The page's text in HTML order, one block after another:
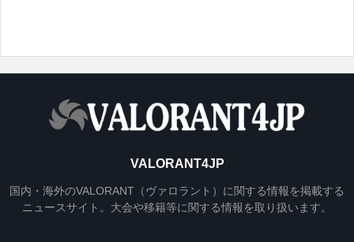
VALORANT4JP
国内・海外のVALORANT（ヴァロラント）に関する情報を掲載する
ニュースサイト。大会や移籍等に関する情報を取り扱います。